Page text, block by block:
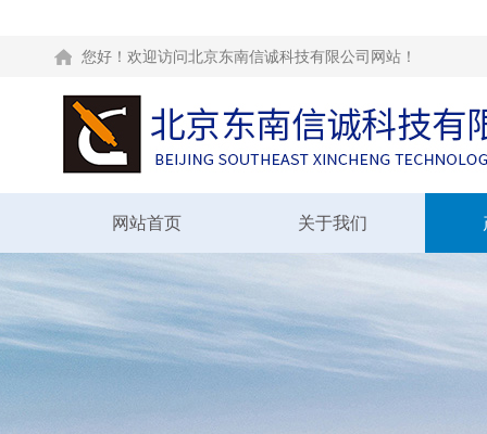
您好！欢迎访问北京东南信诚科技有限公司网站！
网站首页 关于我们